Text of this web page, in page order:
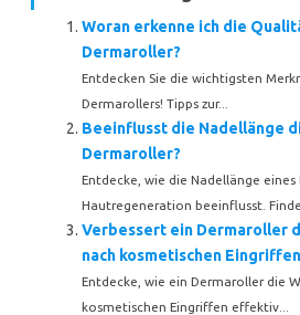
Woran erkenne ich die
Dermaroller?
Entdecken Sie die wichtigsten
Dermarollers! Tipps zur...
Beeinflusst die Nadellänge
Dermaroller?
Entdecke, wie die Nadellänge eines
Hautregeneration beeinflusst.
Verbessert ein Dermaroller
nach kosmetischen
Entdecke, wie ein Dermaroller die
kosmetischen Eingriffen effektiv...